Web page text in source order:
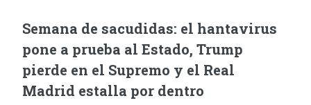
Semana de sacudidas: el hantavirus
pone a prueba al Estado, Trump
pierde en el Supremo y el Real
Madrid estalla por dentro